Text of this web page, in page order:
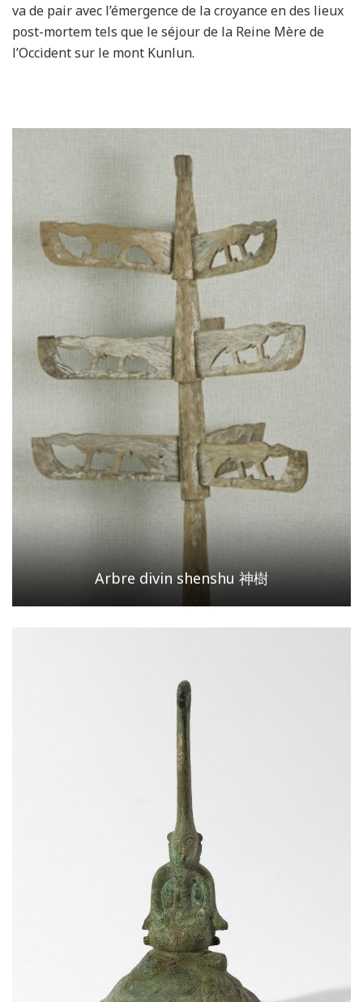
va de pair avec l’émergence de la croyance en des lieux
post-mortem tels que le séjour de la Reine Mère de
l’Occident sur le mont Kunlun.
Arbre divin shenshu 神樹